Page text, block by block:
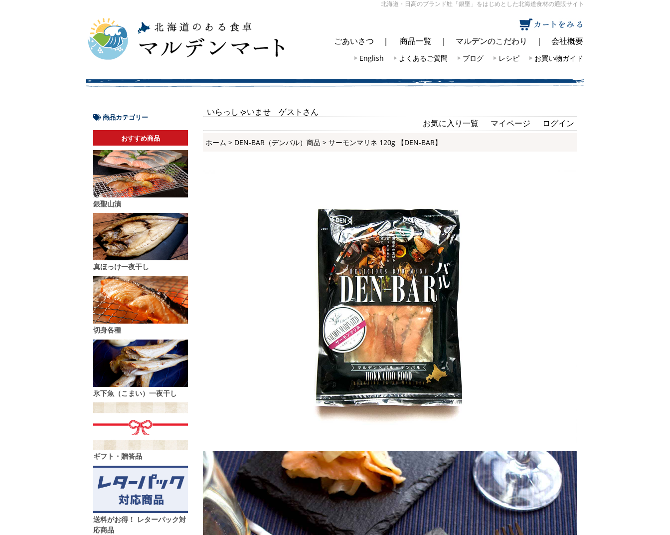
北海道・日高のブランド鮭「銀聖」をはじめとした北海道食材の通販サイト
ごあいさつ ｜ 商品一覧 ｜ マルデンのこだわり ｜ 会社概要
English よくあるご質問 ブログ レシピ お買い物ガイド
商品カテゴリー
おすすめ商品
銀聖山漬
真ほっけ一夜干し
切身各種
氷下魚（こまい）一夜干し
ギフト・贈答品
送料がお得！ レターパック対
応商品
いらっしゃいませ ゲストさん
お気に入り一覧
マイページ ログイン
ホーム > DEN-BAR（デンバル）商品 > サーモンマリネ 120g 【DEN-BAR】